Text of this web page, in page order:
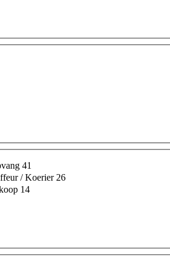
41
/ Koerier 26
14